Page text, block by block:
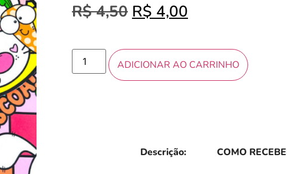
R$4,50 R$ 4,00
ADICIONAR AO CARRINHO
Descrição: COMO